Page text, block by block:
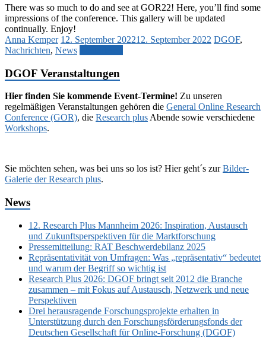
There was so much to do and see at GOR22! Here, you’ll find some
impressions of the conference. This gallery will be updated
continually. Enjoy!
Anna Kemper 12. September 202212. September 2022 DGOF,
Nachrichten, News
DGOF Veranstaltungen
Hier finden Sie kommende Event-Termine! Zu unseren
regelmäßigen Veranstaltungen gehören die General Online Research
Conference (GOR), die Research plus Abende sowie verschiedene
Workshops.
Sie möchten sehen, was bei uns so los ist? Hier geht´s zurBilder-
Galerie der Research plus.
News
12. Research Plus Mannheim 2026: Inspiration, Austausch
und Zukunftsperspektiven für die Marktforschung
Pressemitteilung: RAT Beschwerdebilanz 2025
Repräsentativität von Umfragen: Was „repräsentativ“ bedeutet
und warum der Begriff so wichtig ist
Research Plus 2026: DGOF bringt seit 2012 die Branche
zusammen – mit Fokus auf Austausch, Netzwerk und neue
Perspektiven
Drei herausragende Forschungsprojekte erhalten in
Unterstützung durch den Forschungsförderungsfonds der
Deutschen Gesellschaft für Online-Forschung (DGOF)